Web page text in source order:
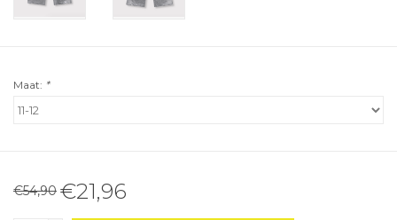
Maat: *
€54,90 €21,96